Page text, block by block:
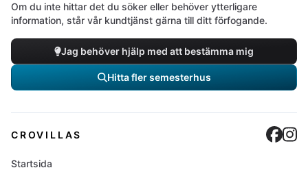
Om du inte hittar det du söker eller behöver ytterligare
information, står vår kundtjänst gärna till ditt förfogande.
Jag behöver hjälp med att bestämma mig
Hitta fler semesterhus
CROVILLAS
Startsida